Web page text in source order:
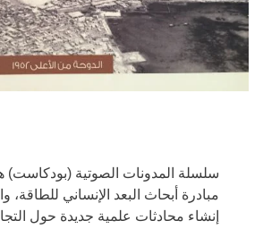
سلسلة المدونات الصوتية
مبادرة أبحاث البعد الإنساني للطاقة،
إنشاء محادثات علمية جديدة حول